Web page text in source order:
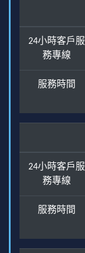
24小時客戶服
務專線
服務時間
24小時客戶服
務專線
服務時間